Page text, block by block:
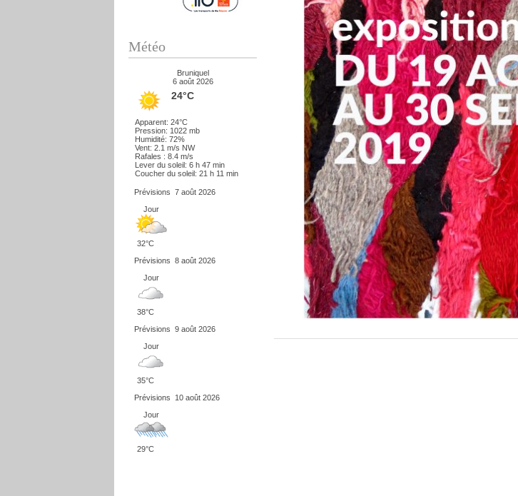
Météo
Bruniquel
6 août 2026
24°C
Apparent: 24°C
Pression: 1022 mb
Humidité: 72%
Vent: 2.1 m/s NW
Rafales : 8.4 m/s
Lever du soleil: 6 h 47 min
Coucher du soleil: 21 h 11 min
Prévisions 7 août 2026
Jour
32°C
Prévisions 8 août 2026
Jour
38°C
Prévisions 9 août 2026
Jour
35°C
Prévisions
10 août 2026
Jour
29°C